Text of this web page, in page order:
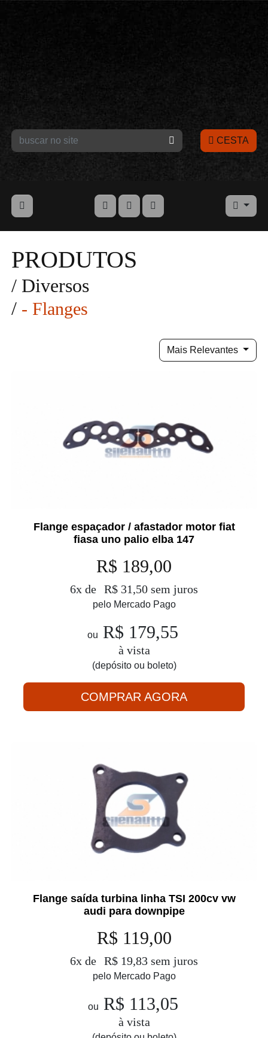
CESTA
PRODUTOS
/ Diversos
/ - Flanges
Mais Relevantes
Flange espaçador / afastador motor fiat
fiasa uno palio elba 147
R$ 189,00
6x de R$ 31,50 sem juros
pelo Mercado Pago
ou R$ 179,55
à vista
(depósito ou boleto)
COMPRAR AGORA
Flange saída turbina linha TSI 200cv vw
audi para downpipe
R$ 119,00
6x de R$ 19,83 sem juros
pelo Mercado Pago
ou R$ 113,05
à vista